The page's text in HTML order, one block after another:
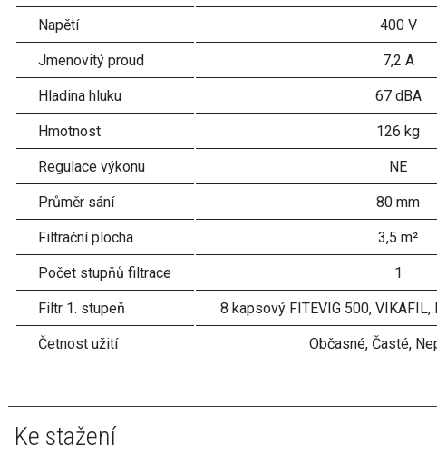
Napětí 400 V
Jmenovitý proud 7,2 A
Hladina hluku 67 dBA
Hmotnost 126 kg
Regulace výkonu NE
Průměr sání 80 mm
Filtrační plocha 3,5 m²
Počet stupňů filtrace 1
Filtr 1. stupeň 8 kapsový FITEVIG 500, VIKAFIL,
Četnost užití Občasné, Časté,
Ke stažení